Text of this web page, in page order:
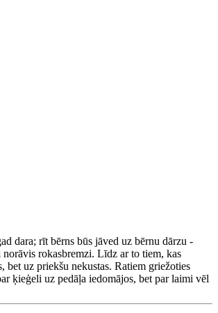
dara; rīt bērns būs jāved uz bērnu dārzu -
rokasbremzi. Līdz ar to tiem, kas
bet uz priekšu nekustas. Ratiem griežoties
ķieģeli uz pedāļa iedomājos, bet par laimi vēl